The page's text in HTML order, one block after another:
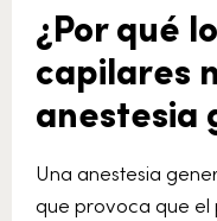
¿Por qué
capilares
anestesia
Una anestesia
que provoca que el